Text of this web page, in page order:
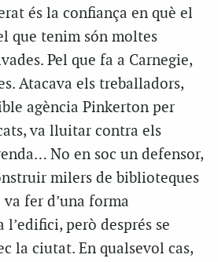
és la confiança en què el
que tenim són moltes
Pel que fa a Carnegie,
Atacava els treballadors,
agència Pinkerton per
va lluitar contra els
No en soc un defensor,
milers de biblioteques
fer d’una forma
però després se
la ciutat. En qualsevol cas,